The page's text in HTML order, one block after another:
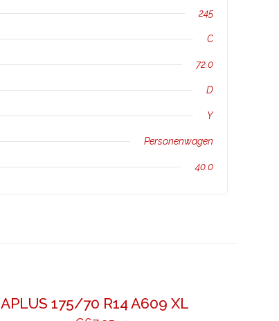
245
C
72.0
D
Y
Personenwagen
40.0
APLUS 175/70 R14 A609 XL